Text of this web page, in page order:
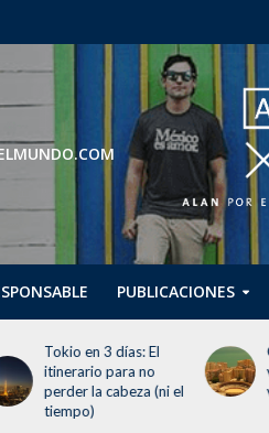
PUBLICACIONES
Tokio en 3 días: El
itinerario para no
perder la cabeza (ni el
tiempo)